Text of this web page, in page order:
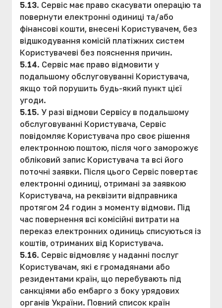
5.13. Сервіс має право скасувати операцію та
повернути електронні одиниці та/або
фінансові кошти, внесені Користувачем, без
відшкодування комісій платіжних систем
Користувачеві без пояснення причин.
5.14. Сервіс має право відмовити у
подальшому обслуговуванні Користувача,
якщо той порушить будь-який пункт цієї
угоди.
5.15. У разі відмови Сервісу в подальшому
обслуговуванні Користувача, Сервіс
повідомляє Користувача про своє рішення
електронною поштою, після чого заморожує
обліковий запис Користувача та всі його
поточні заявки. Після цього Сервіс повертає
електронні одиниці, отримані за заявкою
Користувача, на реквізити відправника
протягом 24 годин з моменту відмови. Під
час повернення всі комісійні витрати на
переказ електронних одиниць списуються із
коштів, отриманих від Користувача.
5.16. Сервіс відмовляє у наданні послуг
Користувачам, які є громадянами або
резидентами країн, що перебувають під
санкціями або ембарго з боку урядових
органів України. Повний список країн